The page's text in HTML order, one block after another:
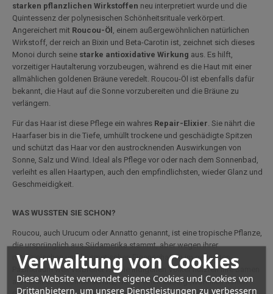
Verwaltung von Cookies
Diese Website verwendet eigene Cookies und Cookies von
Drittanbietern, um unsere Dienstleistungen zu verbessern
starken pflanzlichen Wirkstoffen neu interpretiert wurde und die
Quintessenz der polynesischen Schönheitsrituale verkörpert.
Angereichert mit Roucou-Öl
, einem außergewöhnlichen natürlichen
Wirkstoff, der reich an Bixin und Beta-Carotin ist, zeichnet sich dieses
Monoi durch seine starke antioxidative Wirkung aus. Es hilft,
vorzeitiger Hautalterung vorzubeugen, während es die Haut mit einer
allmählichen goldenen Bräune veredelt. Roucou-Öl ist ebenfalls dafür
bekannt, die Haut auf die Sonne vorzubereiten und die Bräune zu
verlängern.
Für das Haar ist diese Pflege ein wahres Repair-Elixier . Sie nährt die
Haarfaser bis in die Tiefe, umhüllt trockene und geschädigte Spitzen
und schützt das Haar vor den austrocknenden Auswirkungen von
Sonne, Salz und Wind. Ideal als Pflege vor oder nach dem Sonnenbad,
verleiht es allen Haartypen, auch den empfindlichsten, wieder Glanz und
Geschmeidigkeit.
WAS WUSSTEN SIE SCHON?
Roucou, auch Urucum oder Annatto genannt, ist eine tropische Pflanze,
die ursprünglich aus Südamerika stammt, aber wegen ihrer
medizinischen und kosmetischen Eigenschaften im gesamten
Pazifikraum weit verbreitet ist. Die indigenen Völker nutzten ihre Samen
als natürlichen Sonnenschutz, da sie einen außergewöhnlich hohen